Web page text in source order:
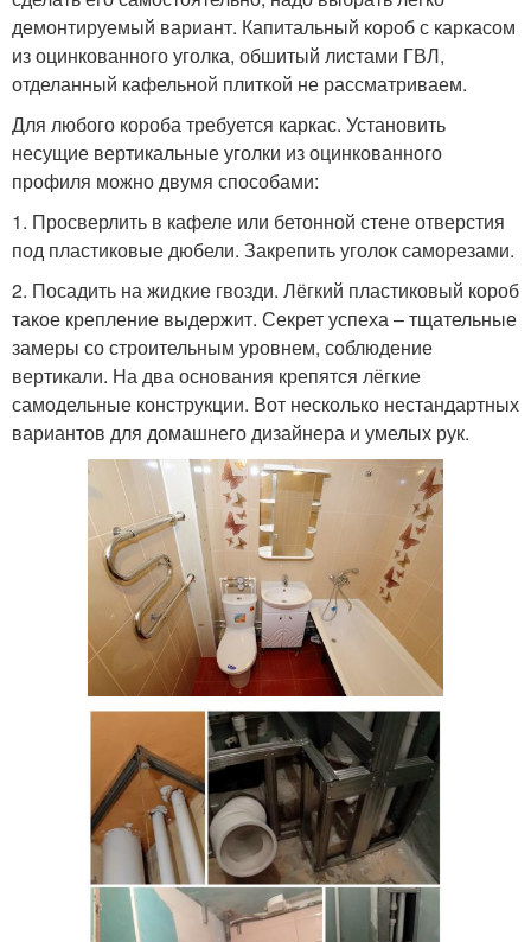
демонтируемый вариант. Капитальный короб с каркасом
из оцинкованного уголка, обшитый листами ГВЛ,
отделанный кафельной плиткой не рассматриваем.
Для любого короба требуется каркас. Установить
несущие вертикальные уголки из оцинкованного
профиля можно двумя способами:
1. Просверлить в кафеле или бетонной стене отверстия
под пластиковые дюбели. Закрепить уголок саморезами.
2. Посадить на жидкие гвозди. Лёгкий пластиковый короб
такое крепление выдержит. Секрет успеха – тщательные
замеры со строительным уровнем, соблюдение
вертикали. На два основания крепятся лёгкие
самодельные конструкции. Вот несколько нестандартных
вариантов для домашнего дизайнера и умелых рук.